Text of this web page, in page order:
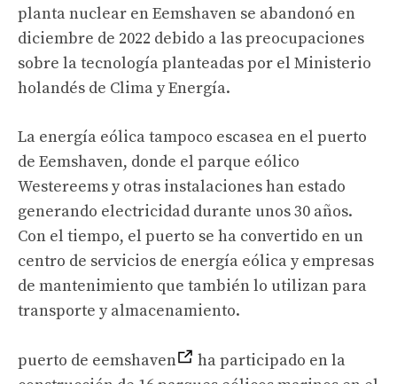
planta nuclear en Eemshaven se abandonó en
diciembre de 2022 debido a las preocupaciones
sobre la tecnología planteadas por el Ministerio
holandés de Clima y Energía.
La energía eólica tampoco escasea en el puerto
de Eemshaven, donde el parque eólico
Westereems y otras instalaciones han estado
generando electricidad durante unos 30 años.
Con el tiempo, el puerto se ha convertido en un
centro de servicios de energía eólica y empresas
de mantenimiento que también lo utilizan para
transporte y almacenamiento.
puerto de eemshaven
ha participado en la